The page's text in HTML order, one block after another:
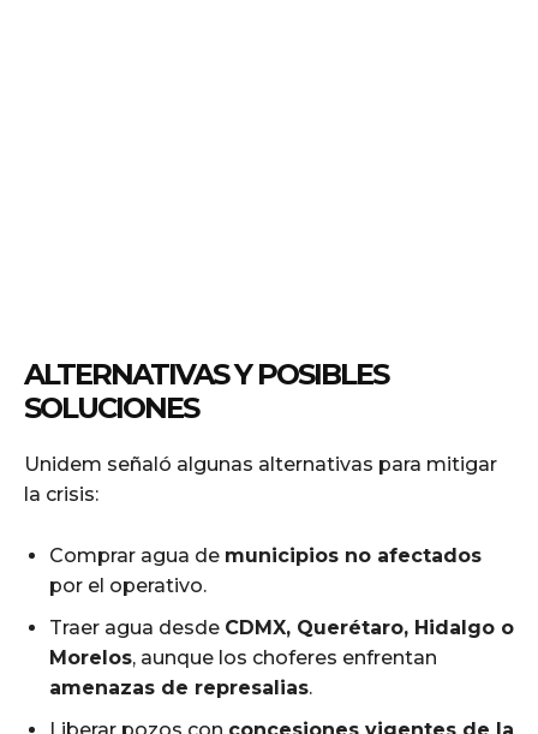
ALTERNATIVAS Y POSIBLES
SOLUCIONES
Unidem señaló algunas alternativas para mitigar
la crisis:
Comprar agua de municipios no afectados
por el operativo.
Traer agua desde CDMX, Querétaro, Hidalgo o
Morelos, aunque los choferes enfrentan
amenazas de represalias.